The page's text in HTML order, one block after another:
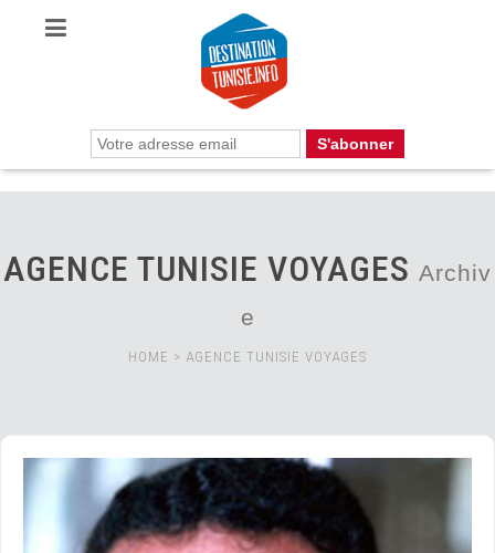
AGENCE TUNISIE VOYAGES Archiv
e
HOME > AGENCE TUNISIE VOYAGES